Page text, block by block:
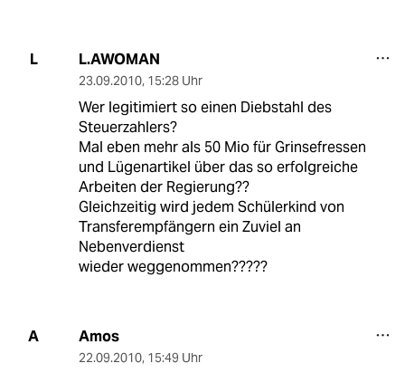
L L.AWOMAN
23.09.2010, 15:28 Uhr
Wer legitimiert so einen Diebstahl des
Steuerzahlers?
Mal eben mehr als 50 Mio für Grinsefressen
und Lügenartikel über das so erfolgreiche
Arbeiten der Regierung??
Gleichzeitig wird jedem Schülerkind von
Transferempfängern ein Zuviel an
Nebenverdienst
wieder weggenommen?????
A Amos
22.09.2010, 15:49 Uhr